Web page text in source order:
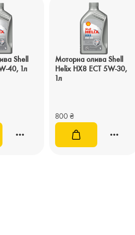
Shell
40, 1л
Моторна олива Shell
Helix HX8 ECT 5W-30,
1л
800 ₴